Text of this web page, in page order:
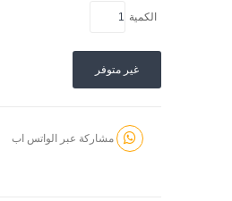
الكمية
غير متوفر
مشاركة عبر الواتس اب